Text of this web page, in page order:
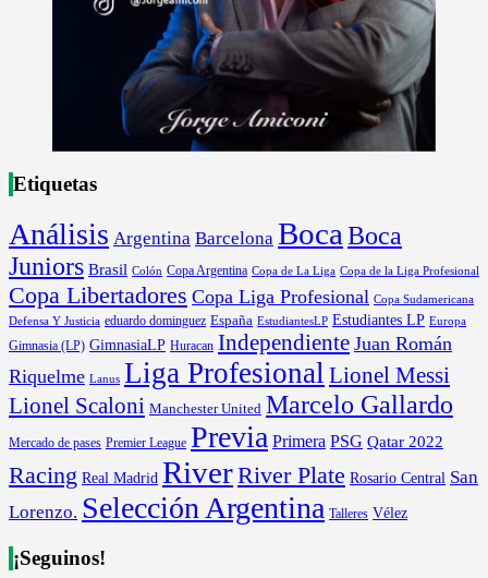
Etiquetas
Análisis Argentina Barcelona Boca Boca
Juniors Brasil Colón Copa Argentina Copa de La Liga Copa de la Liga Profesional
Copa Libertadores Copa Liga Profesional Copa Sudamericana
Defensa Y Justicia eduardo dominguez España EstudiantesLP Estudiantes LP Europa
Gimnasia (LP) GimnasiaLP Huracan Independiente Juan Román
Riquelme Lanus Liga Profesional Lionel Messi
Lionel Scaloni Manchester United Marcelo Gallardo
Mercado de pases Premier League Previa Primera PSG Qatar 2022
Racing Real Madrid RiverRiver Plate Rosario Central San
Lorenzo. Selección Argentina Talleres Vélez
¡Seguinos!